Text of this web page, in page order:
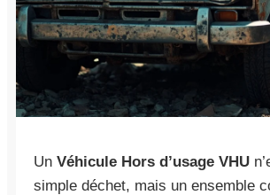
Un Véhicule Hors d’usage VHU
simple déchet, mais un ensemble